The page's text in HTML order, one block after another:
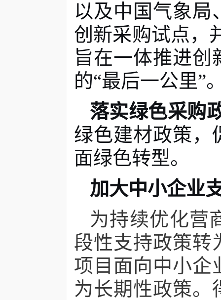
以及中国气象局
创新采购试点，
旨在一体推进
的“最后一公里”
落实绿色采购
绿色建材政策，
面绿色转型。
加大中小企业
为持续优化营
段性支持政策转
项目面向中小企
为长期性政策。